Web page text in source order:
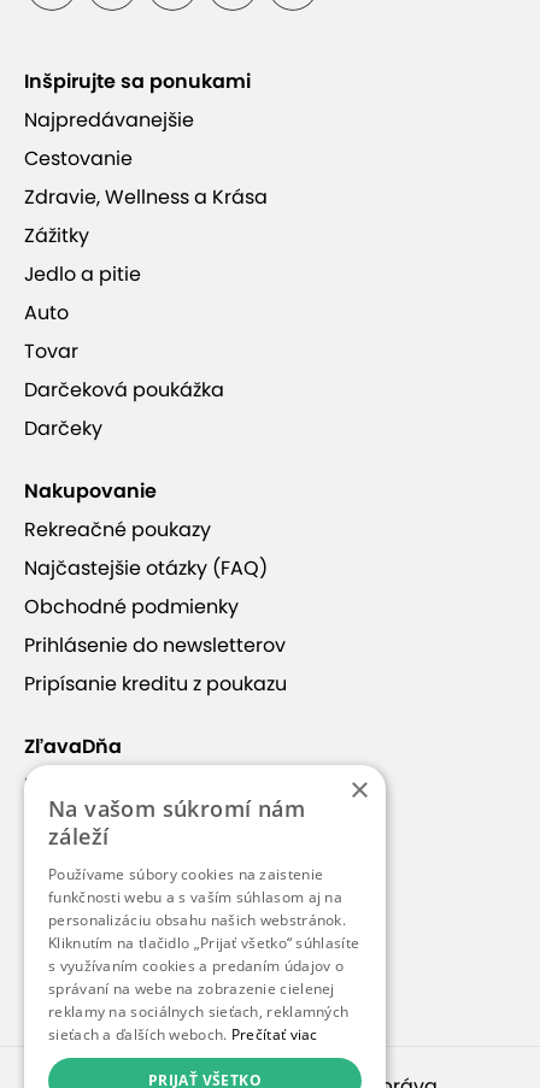
Inšpirujte sa ponukami
Najpredávanejšie
Cestovanie
Zdravie, Wellness a Krása
Zážitky
Jedlo a pitie
Auto
Tovar
Darčeková poukážka
Darčeky
Nakupovanie
Rekreačné poukazy
Najčastejšie otázky (FAQ)
Obchodné podmienky
Prihlásenie do newsletterov
Pripísanie kreditu z poukazu
ZľavaDňa
Náš príbeh
Kontakt
Kariéra
Blog
Pre médiá
Pre partnerov
×
Na vašom súkromí nám
záleží
Používame súbory cookies na zaistenie
funkčnosti webu a s vaším súhlasom aj na
personalizáciu obsahu našich webstránok.
Kliknutím na tlačidlo „Prijať všetko“ súhlasíte
s využívaním cookies a predaním údajov o
správaní na webe na zobrazenie cielenej
reklamy na sociálnych sieťach, reklamných
sieťach a ďalších weboch. Prečítať viac
PRIJAŤ VŠETKO